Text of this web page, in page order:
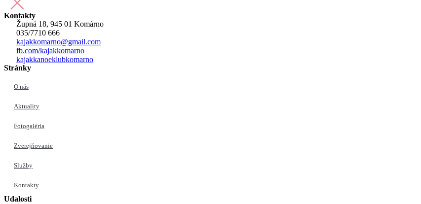
Kontakty
Župná 18, 945 01 Komárno
035/7710 666
kajakkomarno@gmail.com
fb.com/kajakkomarno
kajakkanoeklubkomarno
Stránky
O nás
Aktuality
Fotogaléria
Zverejňovanie
Služby
Kontakty
Udalosti